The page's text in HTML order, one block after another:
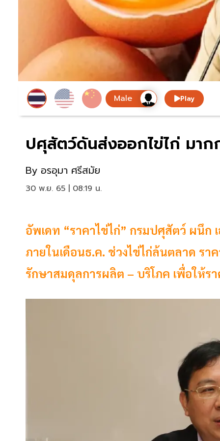
Play
ปศุสัตว์ดันส่งออกไข่ไก่ มา
By อรอุมา ศรีสมัย
30 พ.ย. 65 | 08:19 น.
อัพเดท “ราคาไข่ไก่” กรมปศุสัตว์ ผนึก
ภายในเดือนธ.ค. ช่วงไข่ไก่ล้นตลาด รา
รักษาสมดุลการผลิต – บริโภค เพื่อให้ร